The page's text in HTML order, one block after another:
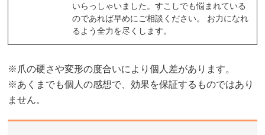
いらっしゃいました。すこしでも悩まれている
のであれば早めにご相談ください。 お力になれ
るよう全力を尽くします。
※爪の硬さや変形の度合いにより個人差があります。
※あくまでも個人の感想で、効果を保証するものではあり
ません。